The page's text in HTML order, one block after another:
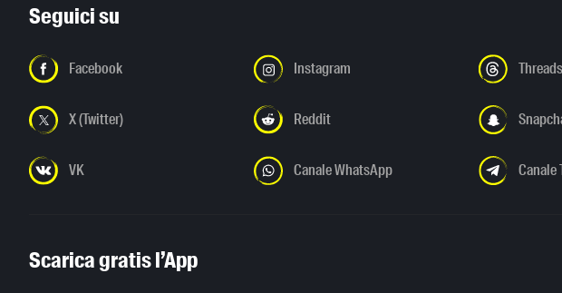
Seguici su
Facebook Instagram Threads
X (Twitter) Reddit
VK Canale WhatsApp Canale
Scarica gratis l’App